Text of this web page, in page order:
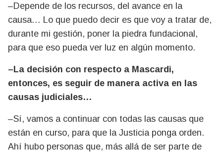
–Depende de los recursos, del avance en la
causa… Lo que puedo decir es que voy a tratar de,
durante mi gestión, poner la piedra fundacional,
para que eso pueda ver luz en algún momento.
–La decisión con respecto a Mascardi,
entonces, es seguir de manera activa en las
causas judiciales…
–Sí, vamos a continuar con todas las causas que
están en curso, para que la Justicia ponga orden.
Ahí hubo personas que, más allá de ser parte de